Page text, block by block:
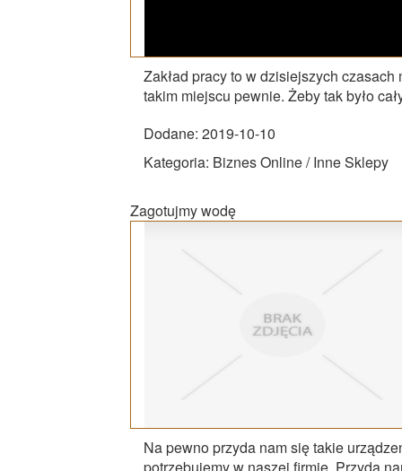
Zakład pracy to w dzisiejszych
takim miejscu pewnie. Żeby tak było
Dodane: 2019-10-10
Kategoria: Biznes Online / Inne Sklepy
Zagotujmy wodę
Na pewno przyda nam się takie
potrzebujemy w naszej firmie. Przyda